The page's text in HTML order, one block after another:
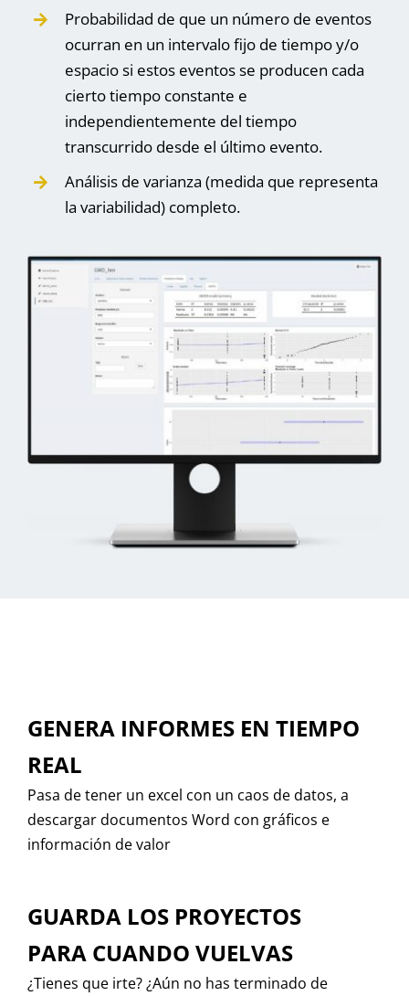
Probabilidad de que un número de eventos
ocurran en un intervalo fijo de tiempo y/o
espacio si estos eventos se producen cada
cierto tiempo constante e
independientemente del tiempo
transcurrido desde el último evento.
Análisis de varianza (medida que representa
la variabilidad) completo.
GENERA INFORMES EN TIEMPO
REAL
Pasa de tener un excel con un caos de datos, a
descargar documentos Word con gráficos e
información de valor
GUARDA LOS PROYECTOS
PARA CUANDO VUELVAS
¿Tienes que irte? ¿Aún no has terminado de